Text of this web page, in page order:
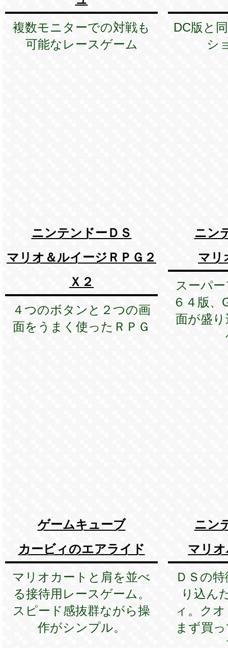
複数モニターでの対戦も
可能なレースゲーム
DC版と
シ
ニンテンドーＤＳ
マリオ＆ルイージＲＰＧ２
Ｘ２
４つのボタンと２つの画
面をうまく使ったＲＰＧ
ニン
マリ
スーパ
６４版、
面が盛
ゲームキューブ
カービィのエアライド
マリオカートと肩を並べ
る接待用レースゲーム。
スピード感抜群ながら操
作がシンプル。
ニン
マリ
ＤＳの
り込ん
ィ。ク
まず買